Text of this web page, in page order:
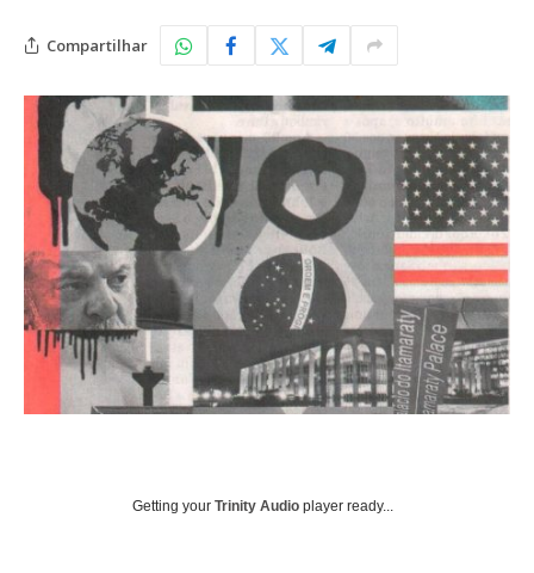
Compartilhar
Getting your Trinity Audio player ready...